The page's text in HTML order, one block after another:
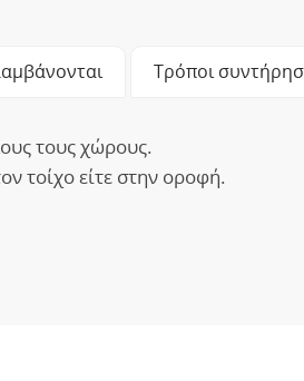
Τρόποι
τους χώρους.
τοίχο είτε στην οροφή.